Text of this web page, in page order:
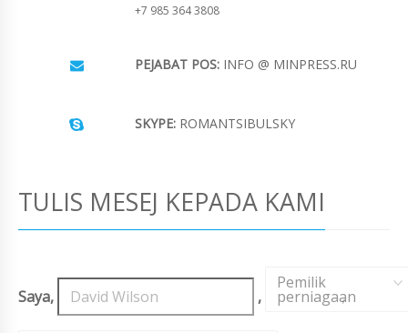
+7 985 364 3808
PEJABAT POS: INFO @ MINPRESS.RU
SKYPE: ROMANTSIBULSKY
TULIS MESEJ KEPADA KAMI
Saya, ,
Pemilik
perniagaan
,